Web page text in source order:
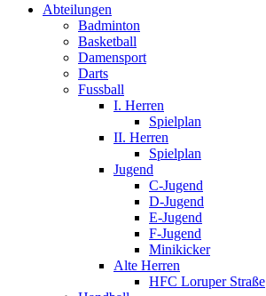
Abteilungen
Badminton
Basketball
Damensport
Darts
Fussball
I. Herren
Spielplan
II. Herren
Spielplan
Jugend
C-Jugend
D-Jugend
E-Jugend
F-Jugend
Minikicker
Alte Herren
HFC Loruper Straße